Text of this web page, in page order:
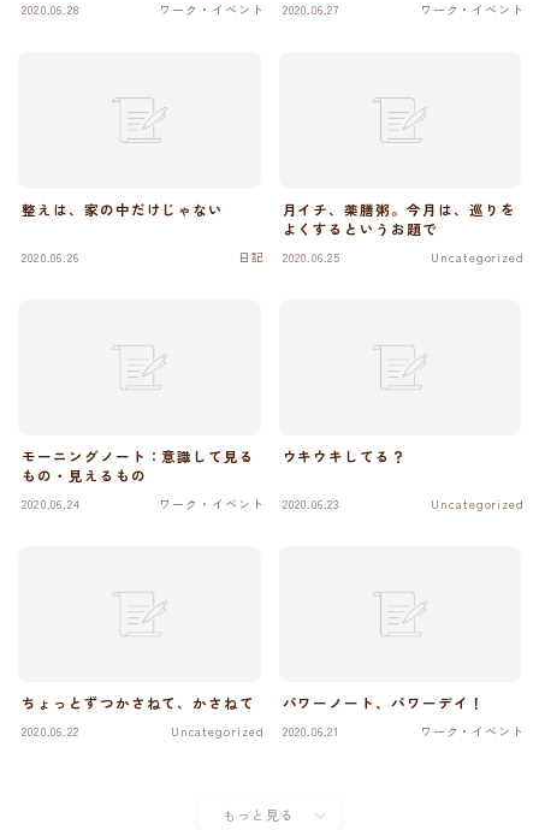
2020.06.28 ワーク・イベント 2020.06.27 ワーク・イベント
整えは、家の中だけじゃない
2020.06.26 日記
月イチ、薬膳粥。今月は、巡りを
よくするというお題で
2020.06.25 Uncategorized
モーニングノート：意識して見る
もの・見えるもの
2020.06.24 ワーク・イベント
ウキウキしてる？
2020.06.23 Uncategorized
ちょっとずつかさねて、かさねて
2020.06.22 Uncategorized
パワーノート、パワーデイ！
2020.06.21 ワーク・イベント
もっと見る